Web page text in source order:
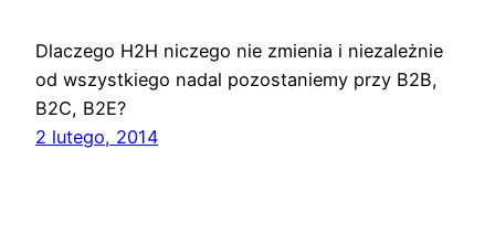
Dlaczego H2H niczego nie zmienia i niezależnie
od wszystkiego nadal pozostaniemy przy B2B,
B2C, B2E?
2 lutego, 2014